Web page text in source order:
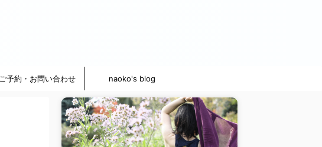
ご予約・お問い合わせ naoko's blog